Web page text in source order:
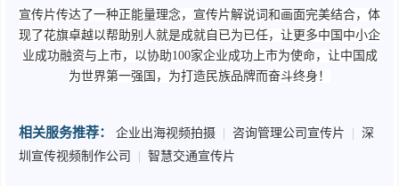
宣传片传达了一种正能量理念，宣传片解说词和画面完美结合，体
现了花旗卓越以帮助别人就是成就自已为已任，让更多中国中小企
业成功融资与上市，以协助100家企业成功上市为使命，让中国成
为世界第一强国，为打造民族品牌而奋斗终身！
相关服务推荐： 企业出海视频拍摄 咨询管理公司宣传片
深
圳宣传视频制作公司
智慧交通宣传片